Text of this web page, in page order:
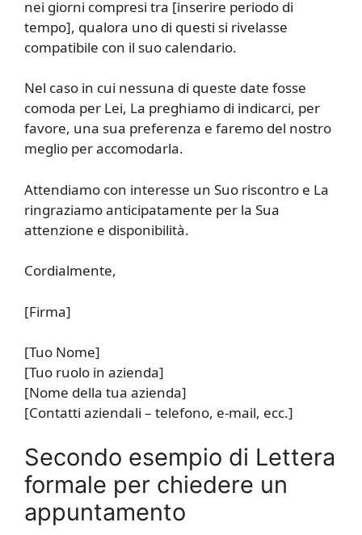
nei giorni compresi tra [inserire periodo di
tempo], qualora uno di questi si rivelasse
compatibile con il suo calendario.
Nel caso in cui nessuna di queste date fosse
comoda per Lei, La preghiamo di indicarci, per
favore, una sua preferenza e faremo del nostro
meglio per accomodarla.
Attendiamo con interesse un Suo riscontro e La
ringraziamo anticipatamente per la Sua
attenzione e disponibilità.
Cordialmente,
[Firma]
[Tuo Nome]
[Tuo ruolo in azienda]
[Nome della tua azienda]
[Contatti aziendali – telefono, e-mail, ecc.]
Secondo esempio di Lettera
formale per chiedere un
appuntamento